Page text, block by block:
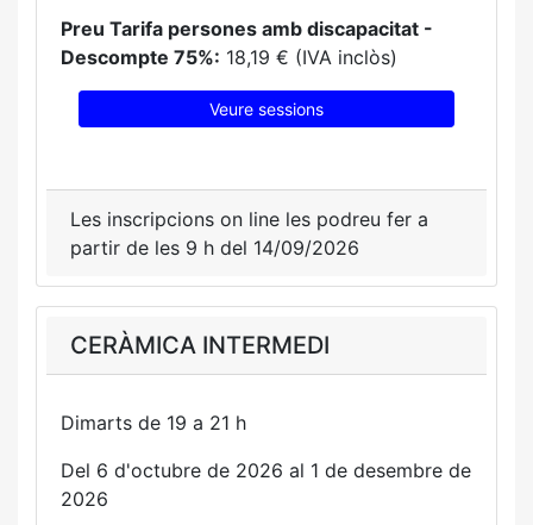
Preu Tarifa persones amb discapacitat -
Descompte 75%: 18,19 € (IVA inclòs)
Veure sessions
Les inscripcions on line les podreu fer a
partir de les 9 h del 14/09/2026
CERÀMICA INTERMEDI
Dimarts de 19 a 21 h
Del 6 d'octubre de 2026 al 1 de desembre de
2026